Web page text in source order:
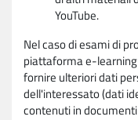
YouTube.
Nel caso di esami di
piattaforma e-
fornire ulteriori dati
dell'interessato (dati
contenuti in